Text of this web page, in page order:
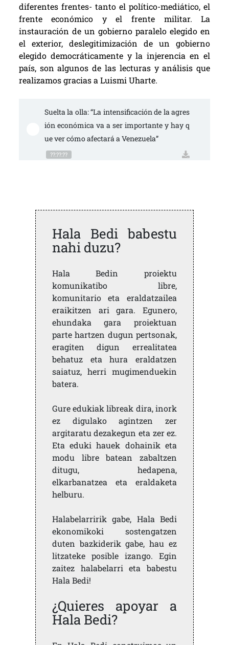
diferentes frentes- tanto el político-mediático, el
frente económico y el frente militar. La
instauración de un gobierno paralelo elegido en
el exterior, deslegitimización de un gobierno
elegido democráticamente y la injerencia en el
país, son algunos de las lecturas y análisis que
realizamos gracias a Luismi Uharte.
Suelta la olla: “La intensificación de la agres
ión económica va a ser importante y hay q
ue ver cómo afectará a Venezuela”
??:??:??
Hala Bedi babestu
nahi duzu?
Hala Bedin proiektu
komunikatibo libre,
komunitario eta eraldatzailea
eraikitzen ari gara. Egunero,
ehundaka gara proiektuan
parte hartzen dugun pertsonak,
eragiten digun errealitatea
behatuz eta hura eraldatzen
saiatuz, herri mugimenduekin
batera.
Gure edukiak libreak dira, inork
ez digulako agintzen zer
argitaratu dezakegun eta zer ez.
Eta eduki hauek dohainik eta
modu libre batean zabaltzen
ditugu, hedapena,
elkarbanatzea eta eraldaketa
helburu.
Halabelarririk gabe, Hala Bedi
ekonomikoki sostengatzen
duten bazkiderik gabe, hau ez
litzateke posible izango. Egin
zaitez halabelarri eta babestu
Hala Bedi!
¿Quieres apoyar a
Hala Bedi?